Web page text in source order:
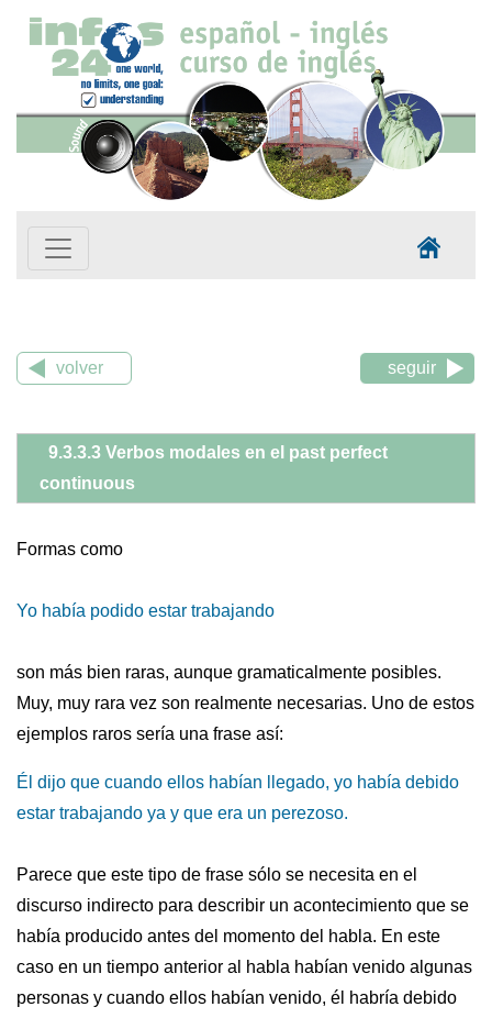
volver seguir
9.3.3.3 Verbos modales en el past perfect
continuous
Formas como
Yo había podido estar trabajando
son más bien raras, aunque gramaticalmente posibles.
Muy, muy rara vez son realmente necesarias. Uno de estos
ejemplos raros sería una frase así:
Él dijo que cuando ellos habían llegado, yo había debido
estar trabajando ya y que era un perezoso.
Parece que este tipo de frase sólo se necesita en el
discurso indirecto para describir un acontecimiento que se
había producido antes del momento del habla. En este
caso en un tiempo anterior al habla habían venido algunas
personas y cuando ellos habían venido, él habría debido